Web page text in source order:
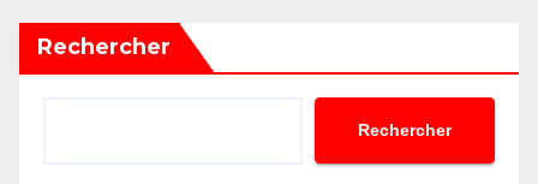
Rechercher
Rechercher